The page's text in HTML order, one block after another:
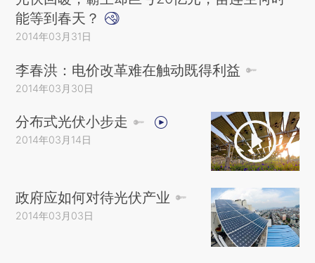
能等到春天？
2014年03月31日
李春洪：电价改革难在触动既得利益
2014年03月30日
分布式光伏小步走
2014年03月14日
政府应如何对待光伏产业
2014年03月03日